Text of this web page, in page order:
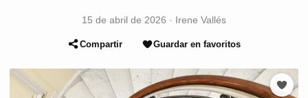
15 de abril de 2026 · Irene Vallés
Compartir Guardar en favoritos